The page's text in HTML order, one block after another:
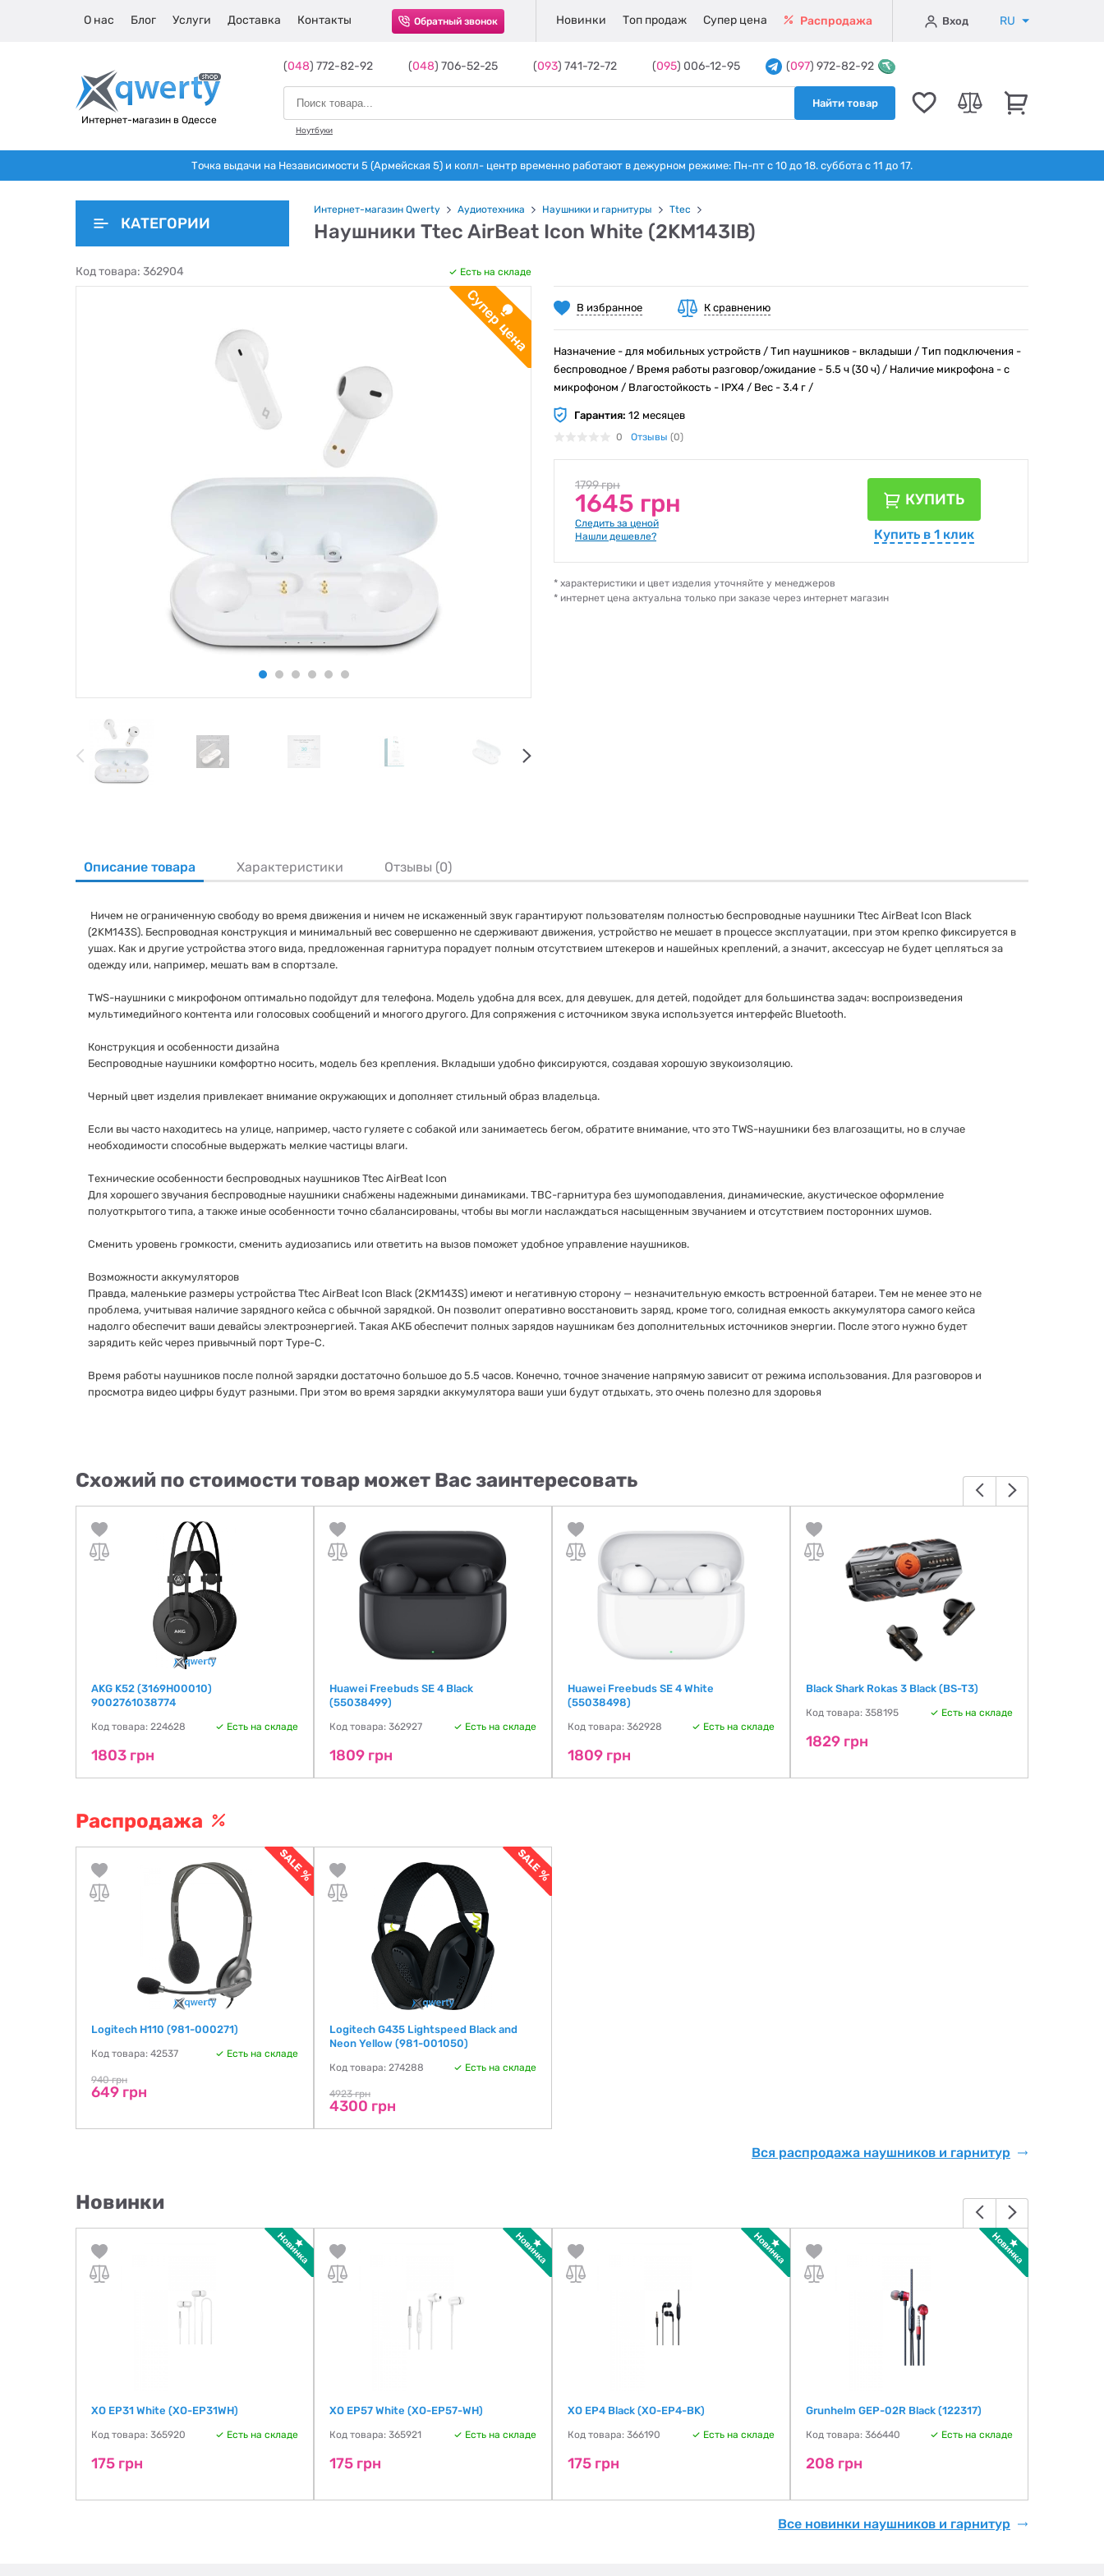
О нас Блог Услуги Доставка Контакты Обратный звонок Новинки Топ продаж Супер цена Распродажа Вход RU
Интернет-магазин в Одессе
(048) 772-82-92 (048) 706-52-25 (093) 741-72-72 (095) 006-12-95 (097) 972-82-92
Найти товар
Ноутбуки
Точка выдачи на Независимости 5 (Армейская 5) и колл- центр временно работают в дежурном режиме: Пн-пт с 10 до 18. суббота с 11 до 17.
КАТЕГОРИИ
Интернет-магазин Qwerty Аудиотехника Наушники и гарнитуры Ttec
Наушники Ttec AirBeat Icon White (2KM143IB)
Код товара: 362904 Есть на складе
В избранное К сравнению
Назначение - для мобильных устройств / Тип наушников - вкладыши / Тип подключения -
беспроводное / Время работы разговор/ожидание - 5.5 ч (30 ч) / Наличие микрофона - с
микрофоном / Влагостойкость - IPX4 / Вес - 3.4 г /
Гарантия: 12 месяцев
0 Отзывы (0)
1799 грн
1645 грн
Следить за ценой
Нашли дешевле?
КУПИТЬ
Купить в 1 клик
* характеристики и цвет изделия уточняйте у менеджеров
* интернет цена актуальна только при заказе через интернет магазин
Описание товара Характеристики Отзывы (0)
Ничем не ограниченную свободу во время движения и ничем не искаженный звук гарантируют пользователям полностью беспроводные наушники Ttec AirBeat Icon Black
(2KM143S). Беспроводная конструкция и минимальный вес совершенно не сдерживают движения, устройство не мешает в процессе эксплуатации, при этом крепко фиксируется в
ушах. Как и другие устройства этого вида, предложенная гарнитура порадует полным отсутствием штекеров и нашейных креплений, а значит, аксессуар не будет цепляться за
одежду или, например, мешать вам в спортзале.
TWS-наушники с микрофоном оптимально подойдут для телефона. Модель удобна для всех, для девушек, для детей, подойдет для большинства задач: воспроизведения
мультимедийного контента или голосовых сообщений и многого другого. Для сопряжения с источником звука используется интерфейс Bluetooth.
Конструкция и особенности дизайна
Беспроводные наушники комфортно носить, модель без крепления. Вкладыши удобно фиксируются, создавая хорошую звукоизоляцию.
Черный цвет изделия привлекает внимание окружающих и дополняет стильный образ владельца.
Если вы часто находитесь на улице, например, часто гуляете с собакой или занимаетесь бегом, обратите внимание, что это TWS-наушники без влагозащиты, но в случае
необходимости способные выдержать мелкие частицы влаги.
Технические особенности беспроводных наушников Ttec AirBeat Icon
Для хорошего звучания беспроводные наушники снабжены надежными динамиками. ТВС-гарнитура без шумоподавления, динамические, акустическое оформление
полуоткрытого типа, а также иные особенности точно сбалансированы, чтобы вы могли наслаждаться насыщенным звучанием и отсутствием посторонних шумов.
Сменить уровень громкости, сменить аудиозапись или ответить на вызов поможет удобное управление наушников.
Возможности аккумуляторов
Правда, маленькие размеры устройства Ttec AirBeat Icon Black (2KM143S) имеют и негативную сторону — незначительную емкость встроенной батареи. Тем не менее это не
проблема, учитывая наличие зарядного кейса с обычной зарядкой. Он позволит оперативно восстановить заряд, кроме того, солидная емкость аккумулятора самого кейса
надолго обеспечит ваши девайсы электроэнергией. Такая АКБ обеспечит полных зарядов наушникам без дополнительных источников энергии. После этого нужно будет
зарядить кейс через привычный порт Type-C.
Время работы наушников после полной зарядки достаточно большое до 5.5 часов. Конечно, точное значение напрямую зависит от режима использования. Для разговоров и
просмотра видео цифры будут разными. При этом во время зарядки аккумулятора ваши уши будут отдыхать, это очень полезно для здоровья
Схожий по стоимости товар может Вас заинтересовать
AKG K52 (3169H00010)
9002761038774
Код товара: 224628 Есть на складе
1803 грн
Huawei Freebuds SE 4 Black
(55038499)
Код товара: 362927 Есть на складе
1809 грн
Huawei Freebuds SE 4 White
(55038498)
Код товара: 362928 Есть на складе
1809 грн
Black Shark Rokas 3 Black (BS-T3)
Код товара: 358195 Есть на складе
1829 грн
Распродажа
Logitech H110 (981-000271)
Код товара: 42537 Есть на складе
940 грн
649 грн
Logitech G435 Lightspeed Black and
Neon Yellow (981-001050)
Код товара: 274288 Есть на складе
4923 грн
4300 грн
Вся распродажа наушников и гарнитур
Новинки
XO EP31 White (XO-EP31WH)
Код товара: 365920 Есть на складе
175 грн
XO EP57 White (XO-EP57-WH)
Код товара: 365921 Есть на складе
175 грн
XO EP4 Black (XO-EP4-BK)
Код товара: 366190 Есть на складе
175 грн
Grunhelm GEP-02R Black (122317)
Код товара: 366440 Есть на складе
208 грн
Все новинки наушников и гарнитур